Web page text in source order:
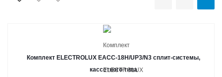
Комплект ELECTROLUX EACC-18H/UP3/N3 сплит-системы,
кассетного типа